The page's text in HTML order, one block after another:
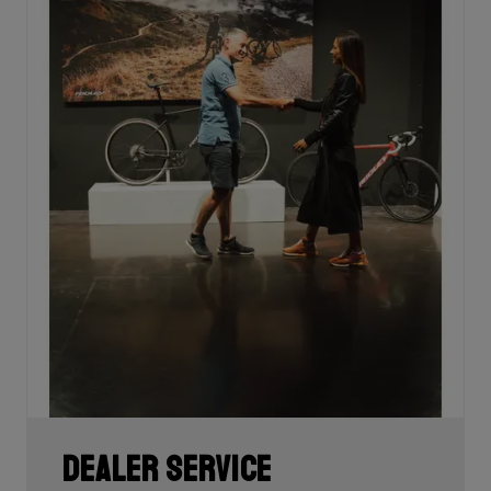
savoir plus sur les haubans.
Dealer service